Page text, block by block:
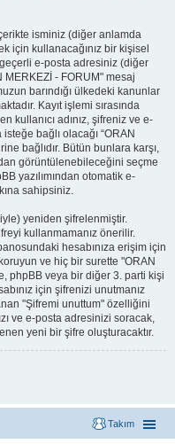
isminiz (diğer anlamda
için kullanacağınız bir kişisel
e-posta adresiniz (diğer
- FORUM" mesaj
barındığı ülkedeki kanunlar
Kayıt işlemi sırasında
kullanıcı adınız, şifreniz ve e-
bağlı olacağı “ORAN
bağlıdır. Bütün bunlara karşı,
görüntülenebileceğini seçme
yazılımından otomatik e-
sahipsiniz.
yeniden şifrelenmiştir.
kullanmamanız önerilir.
hesabınıza erişim için
ve hiç bir surette "ORAN
phpBB veya bir diğer 3. parti kişi
için şifrenizi unutmanız
"Şifremi unuttum" özelliğini
ve e-posta adresinizi soracak,
yeni bir şifre oluşturacaktır.
Takım